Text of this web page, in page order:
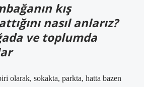
kış
nasıl anlarız?
ve toplumda
olarak, sokakta, parkta, hatta bazen